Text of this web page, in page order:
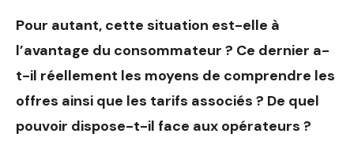
Pour autant, cette situation est-elle à
l’avantage du consommateur ? Ce dernier a-
t-il réellement les moyens de comprendre les
offres ainsi que les tarifs associés ? De quel
pouvoir dispose-t-il face aux opérateurs ?